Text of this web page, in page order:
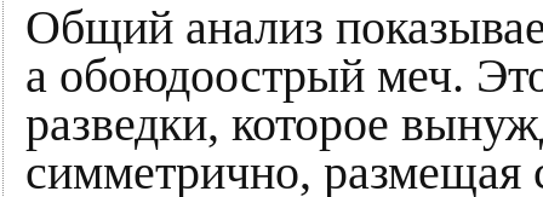
Общий анализ
а обоюдоострый меч.
разведки, которое
симметрично, размещая